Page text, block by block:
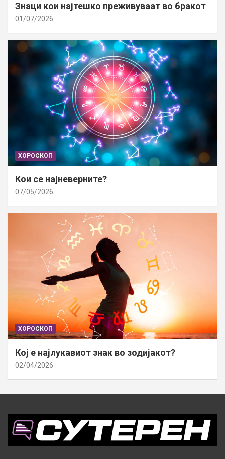
Знаци кои најтешко преживуваат во бракот
01/07/2026
ХОРОСКОП
Кои се најневерните?
07/05/2026
ХОРОСКОП
Кој е најлукавиот знак во зодијакот?
02/04/2026